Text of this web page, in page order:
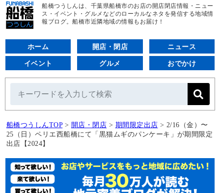
船橋つうしんは、千葉県船橋市のお店の開店閉店情報・ニュー
ス・イベント・グルメなどのローカルなネタを発信する地域情
報ブログ。船橋市近隣地域の情報もお届け！
ホーム 開店・閉店 ニュース
イベント グルメ おでかけ
船橋つうしんTOP > 開店・閉店 > 期間限定出店 > 2/16（金）〜
25（日）ペリエ西船橋にて「黒猫ムギのパンケーキ」が期間限定
出店【2024】